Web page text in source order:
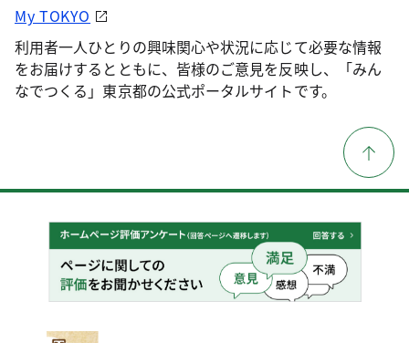
My TOKYO
利用者一人ひとりの興味関心や状況に応じて必要な情報
をお届けするとともに、皆様のご意見を反映し、「みん
なでつくる」東京都の公式ポータルサイトです。